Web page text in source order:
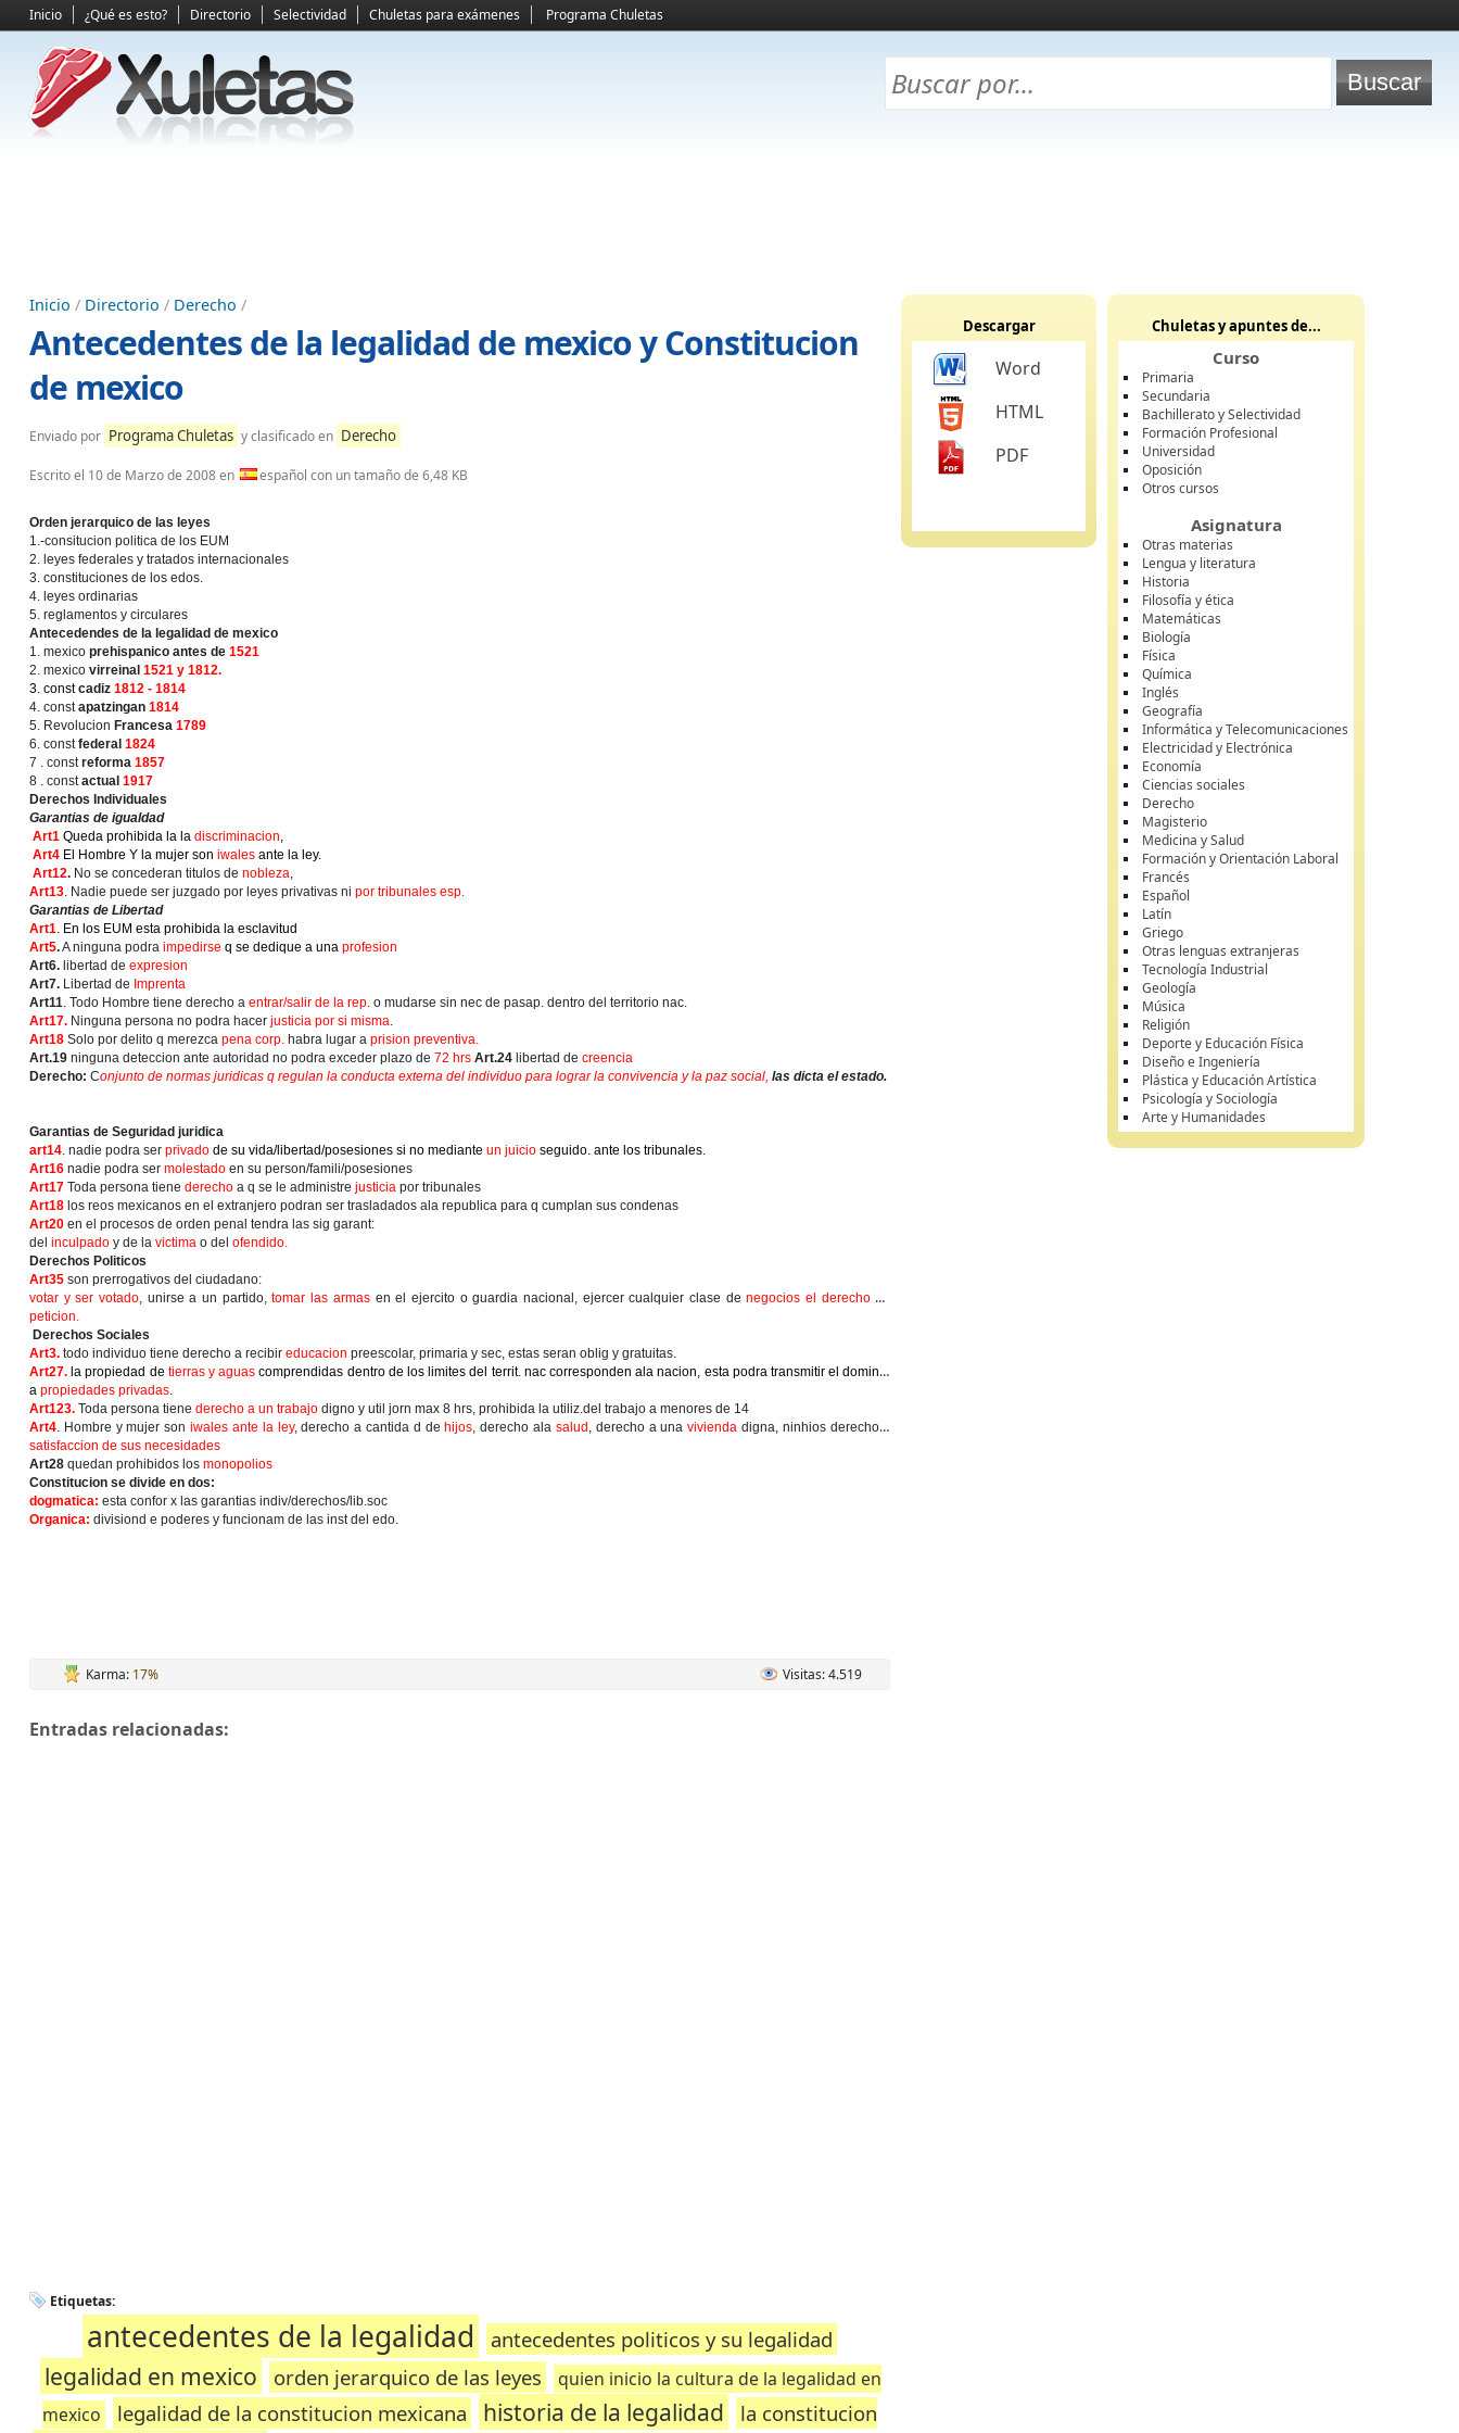
Inicio ¿Qué es esto? Directorio Selectividad Chuletas para exámenes Programa Chuletas
Inicio / Directorio / Derecho /
Antecedentes de la legalidad de mexico y Constitucion
de mexico
Enviado por Programa Chuletas y clasificado en Derecho
Escrito el 10 de Marzo de 2008en español con un tamaño de 6,48 KB
Orden jerarquico de las leyes
1.-consitucion politica de los EUM
2. leyes federales y tratados internacionales
3. constituciones de los edos.
4. leyes ordinarias
5. reglamentos y circulares
Antecedendes de la legalidad de mexico
1. mexico prehispanico antes de 1521
2. mexico virreinal 1521 y 1812.
3. constcadiz 1812 - 1814
4. constapatzingan 1814
5. Revolucion Francesa 1789
6. constfederal 1824
7 . constreforma 1857
8 . constactual 1917
Derechos Individuales
Garantias de igualdad
Art1 Queda prohibida la la discriminacion,
Art4 El Hombre Y la mujer son iwales ante la ley.
Art12. No se concederan titulos de nobleza,
Art13. Nadie puede ser juzgado por leyes privativas ni por tribunales esp.
Garantias de Libertad
Art1. En los EUM esta prohibida la esclavitud
Art5.A ninguna podra impedirse q se dedique a una profesion
Art6. libertad de expresion
Art7. Libertad de Imprenta
Art11. Todo Hombre tiene derecho a entrar/salir de la rep. o mudarse sin nec de pasap. dentro del territorio nac.
Art17. Ninguna persona no podra hacer justicia por si misma.
Art18 Solo por delito q merezca pena corp. habra lugar a prision preventiva.
Art.19 ninguna deteccion ante autoridad no podra exceder plazo de 72 hrs Art.24 libertad de creencia
Derecho: Conjunto de normas juridicas q regulan la conducta externa del individuo para lograr la convivencia y la paz social, las dicta el estado.
Garantias de Seguridad juridica
art14. nadie podra ser privado de su vida/libertad/posesiones si no mediante un juicio seguido. ante los tribunales.
Art16 nadie podra ser molestado en su person/famili/posesiones
Art17 Toda persona tiene derecho a q se le administre justicia por tribunales
Art18 los reos mexicanos en el extranjero podran ser trasladados ala republica para q cumplan sus condenas
Art20 en el procesos de orden penal tendra las sig garant:
del inculpado y de la victima o del ofendido.
Derechos Politicos
Art35 son prerrogativos del ciudadano:
votar y ser votado, unirse a un partido,tomar las armas en el ejercito o guardia nacional, ejercer cualquier clase denegocios el derecho de
peticion.
Derechos Sociales
Art3. todo individuo tiene derecho a recibir educacion preescolar, primaria y sec, estas seran oblig y gratuitas.
Art27. la propiedad de tierras y aguascomprendidas dentro de los limites del territ. nac corresponden ala nacion, esta podra transmitir el dominio
a propiedades privadas.
Art123. Toda persona tiene derecho a un trabajo digno y util jorn max 8 hrs, prohibida la utiliz.del trabajo a menores de 14
Art4. Hombre y mujer soniwales ante la ley, derecho a cantida d de hijos, derecho ala salud , derecho a una vivienda digna, ninhios derecho a
satisfaccion de sus necesidades
Art28 quedan prohibidos los monopolios
Constitucion se divide en dos:
dogmatica: esta confor x las garantias indiv/derechos/lib.soc
Organica: divisiond e poderes y funcionam de las inst del edo.
Karma: 17% Visitas: 4.519
Entradas relacionadas:
Etiquetas:
antecedentes de la legalidad antecedentes politicos y su legalidad
legalidad en mexico orden jerarquico de las leyes
quien inicio la cultura de la legalidad en
mexico
legalidad de la constitucion mexicana historia de la legalidad
la constitucion
Descargar
Word
HTML
PDF
Chuletas y apuntes de...
Curso
Primaria
Secundaria
Bachillerato y Selectividad
Formación Profesional
Universidad
Oposición
Otros cursos
Asignatura
Otras materias
Lengua y literatura
Historia
Filosofía y ética
Matemáticas
Biología
Física
Química
Inglés
Geografía
Informática y Telecomunicaciones
Electricidad y Electrónica
Economía
Ciencias sociales
Derecho
Magisterio
Medicina y Salud
Formación y Orientación Laboral
Francés
Español
Latín
Griego
Otras lenguas extranjeras
Tecnología Industrial
Geología
Música
Religión
Deporte y Educación Física
Diseño e Ingeniería
Plástica y Educación Artística
Psicología y Sociología
Arte y Humanidades